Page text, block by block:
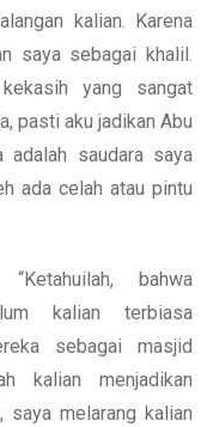
kalian. Karena
saya sebagai khalil.
yang sangat
pasti aku jadikan Abu
saudara saya
ada celah atau pintu
bahwa
kalian terbiasa
sebagai masjid
kalian menjadikan
saya melarang kalian